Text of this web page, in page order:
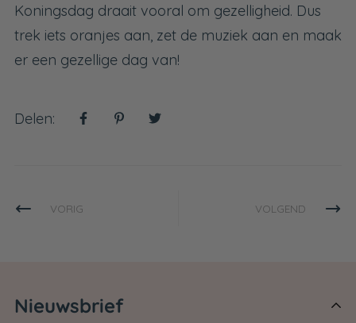
Koningsdag draait vooral om gezelligheid. Dus
trek iets oranjes aan, zet de muziek aan en maak
er een gezellige dag van!
Delen:
VORIG VOLGEND
Nieuwsbrief